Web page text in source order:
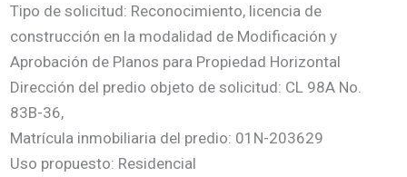
Tipo de solicitud: Reconocimiento, licencia de
construcción en la modalidad de Modificación y
Aprobación de Planos para Propiedad Horizontal
Dirección del predio objeto de solicitud: CL 98A No.
83B-36,
Matrícula inmobiliaria del predio: 01N-203629
Uso propuesto: Residencial